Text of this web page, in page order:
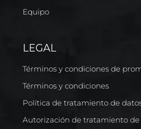
Equipo
LEGAL
Términos y condiciones de
Términos y condiciones
Política de tratamiento de
Autorización de tratamiento de